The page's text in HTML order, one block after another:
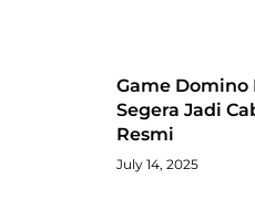
Game Domino
Segera Jadi
Resmi
July 14, 2025